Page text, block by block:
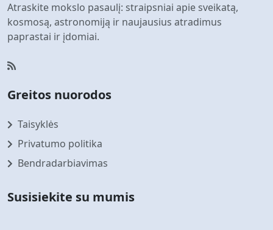
Atraskite mokslo pasaulį: straipsniai apie sveikatą,
kosmosą, astronomiją ir naujausius atradimus
paprastai ir įdomiai.
Greitos nuorodos
Taisyklės
Privatumo politika
Bendradarbiavimas
Susisiekite su mumis